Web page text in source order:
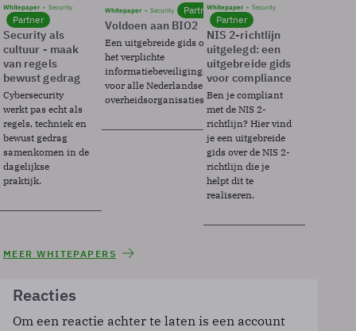
Whitepaper Security
Partner
Security als
cultuur - maak
van regels
bewust gedrag
Cybersecurity
werkt pas echt als
regels, techniek en
bewust gedrag
samenkomen in de
dagelijkse
praktijk.
Whitepaper Security Partner
Voldoen aan BIO2
Een uitgebreide gids over BIO2,
het verplichte
informatiebeveiligingsframework
voor alle Nederlandse
overheidsorganisaties.
Whitepaper Security
Partner
NIS 2-richtlijn
uitgelegd: een
uitgebreide gids
voor compliance
Ben je compliant
met de NIS 2-
richtlijn? Hier vind
je een uitgebreide
gids over de NIS 2-
richtlijn die je
helpt dit te
realiseren.
MEER WHITEPAPERS
Reacties
Om een reactie achter te laten is een account